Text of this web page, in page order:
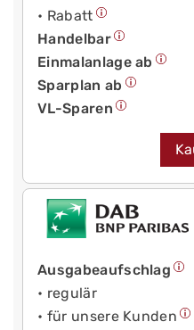
• Rabatt
Handelbar
Einmalanlage ab
Sparplan ab
VL-Sparen
Ausgabeaufschlag
• regulär
• für unsere Kunden